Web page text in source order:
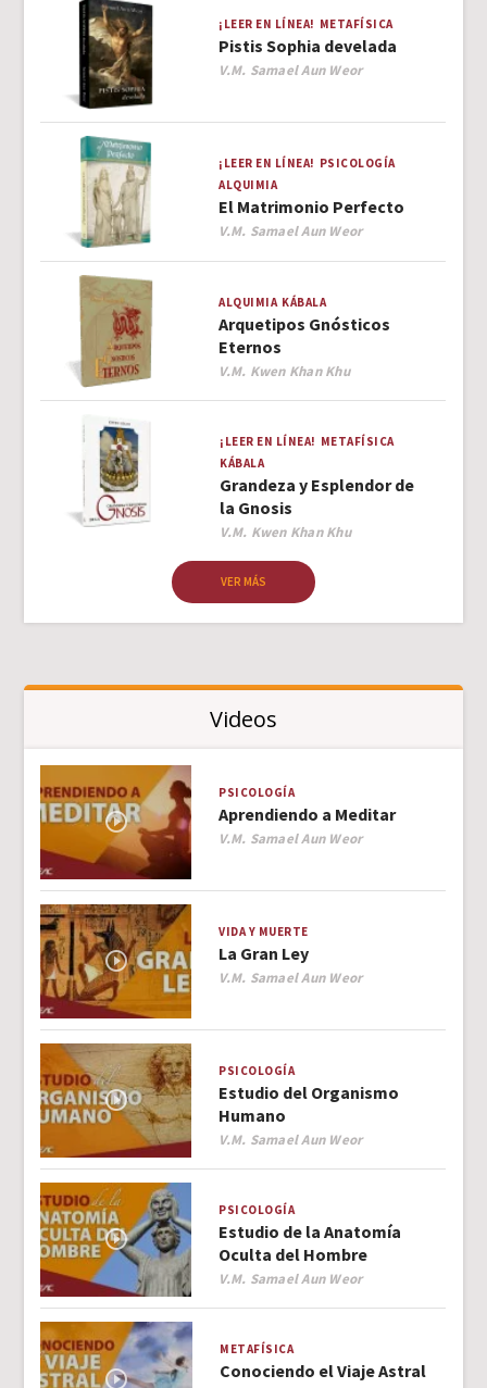
¡LEER EN LÍNEA! METAFÍSICA
Pistis Sophia develada
Author
V.M. Samael Aun Weor
¡LEER EN LÍNEA! PSICOLOGÍA
ALQUIMIA
El Matrimonio Perfecto
Author
V.M. Samael Aun Weor
ALQUIMIA KÁBALA
Arquetipos Gnósticos
Eternos
Author
V.M. Kwen Khan Khu
¡LEER EN LÍNEA! METAFÍSICA
KÁBALA
Grandeza y Esplendor de
la Gnosis
Author
V.M. Kwen Khan Khu
VER MÁS
Videos
PSICOLOGÍA
Aprendiendo a Meditar
Author
V.M. Samael Aun Weor
VIDA Y MUERTE
La Gran Ley
Author
V.M. Samael Aun Weor
PSICOLOGÍA
Estudio del Organismo
Humano
Author
V.M. Samael Aun Weor
PSICOLOGÍA
Estudio de la Anatomía
Oculta del Hombre
Author
V.M. Samael Aun Weor
METAFÍSICA
Conociendo el Viaje Astral